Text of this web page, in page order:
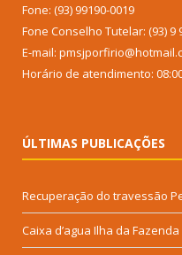
Fone: (93) 99190-0019
Fone Conselho Tutelar: (93) 9
E-mail:
Horário de atendimento:
ÚLTIMAS PUBLICAÇÕES
Recuperação do travessão
Caixa d’agua Ilha da Fazenda